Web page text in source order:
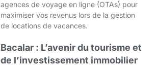
agences de voyage en ligne (OTAs) pour
maximiser vos revenus lors de la gestion
de locations de vacances.
Bacalar : L’avenir du tourisme et
de l’investissement immobilier